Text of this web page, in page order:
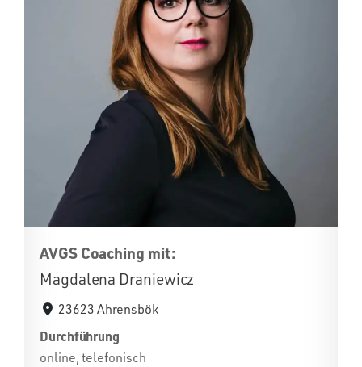
AVGS Coaching mit:
Magdalena Draniewicz
23623 Ahrensbök
Durchführung
online, telefonisch